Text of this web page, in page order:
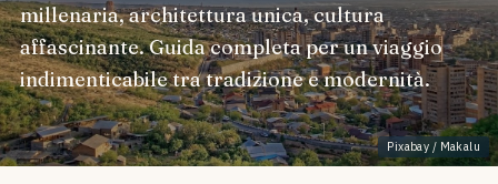
Pixabay / Makalu
millenaria, architettura unica, cultura
affascinante. Guida completa per un viaggio
indimenticabile tra tradizione e modernità.